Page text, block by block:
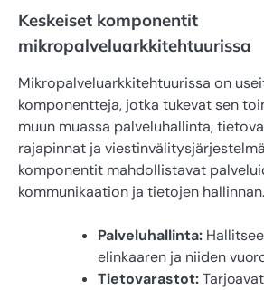
Keskeiset komponentit
mikropalveluarkkitehtuurissa
Mikropalveluarkkitehtuurissa on
komponentteja, jotka tukevat sen
muun muassa palveluhallinta,
rajapinnat ja
komponentit mahdollistavat
kommunikaation ja tietojen hallinnan.
Palveluhallinta:
elinkaaren ja niiden
Tietovarastot: